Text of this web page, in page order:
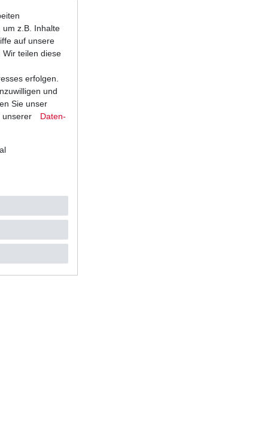
um z.B. Inhalte
auf unsere
teilen diese
erfolgen.
und
Sie unser
unserer
Daten­